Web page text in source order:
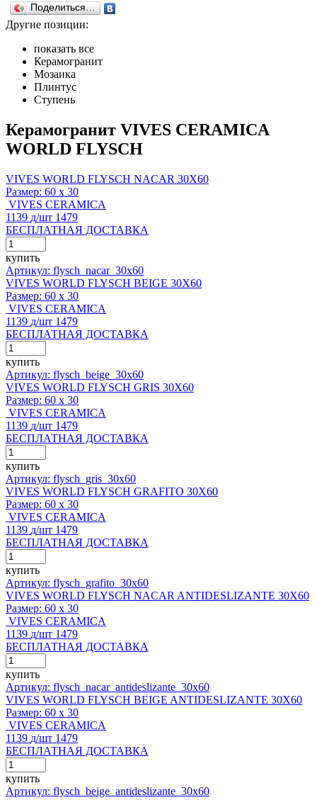
Поделиться…
Другие позиции:
показать все
Керамогранит
Мозаика
Плинтус
Ступень
Керамогранит VIVES CERAMICA
WORLD FLYSCH
VIVES WORLD FLYSCH NACAR 30X60
Размер: 60 x 30
VIVES CERAMICA
1139 д/шт 1479
БЕСПЛАТНАЯ ДОСТАВКА
купить
Артикул: flysch_nacar_30x60
VIVES WORLD FLYSCH BEIGE 30X60
Размер: 60 x 30
VIVES CERAMICA
1139 д/шт 1479
БЕСПЛАТНАЯ ДОСТАВКА
купить
Артикул: flysch_beige_30x60
VIVES WORLD FLYSCH GRIS 30X60
Размер: 60 x 30
VIVES CERAMICA
1139 д/шт 1479
БЕСПЛАТНАЯ ДОСТАВКА
купить
Артикул: flysch_gris_30x60
VIVES WORLD FLYSCH GRAFITO 30X60
Размер: 60 x 30
VIVES CERAMICA
1139 д/шт 1479
БЕСПЛАТНАЯ ДОСТАВКА
купить
Артикул: flysch_grafito_30x60
VIVES WORLD FLYSCH NACAR ANTIDESLIZANTE 30X60
Размер: 60 x 30
VIVES CERAMICA
1139 д/шт 1479
БЕСПЛАТНАЯ ДОСТАВКА
купить
Артикул: flysch_nacar_antideslizante_30x60
VIVES WORLD FLYSCH BEIGE ANTIDESLIZANTE 30X60
Размер: 60 x 30
VIVES CERAMICA
1139 д/шт 1479
БЕСПЛАТНАЯ ДОСТАВКА
купить
Артикул: flysch_beige_antideslizante_30x60